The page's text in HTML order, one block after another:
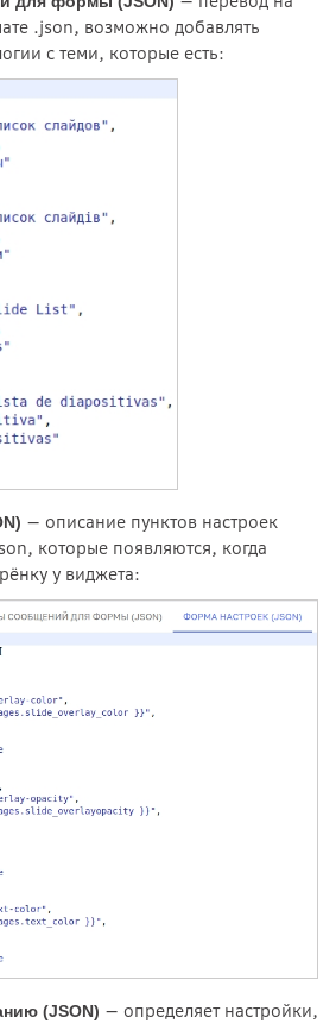
.json, возможно добавлять
с теми, которые есть:
— описание пунктов настроек
которые появляются, когда
у виджета:
(JSON) — определяет настройки,